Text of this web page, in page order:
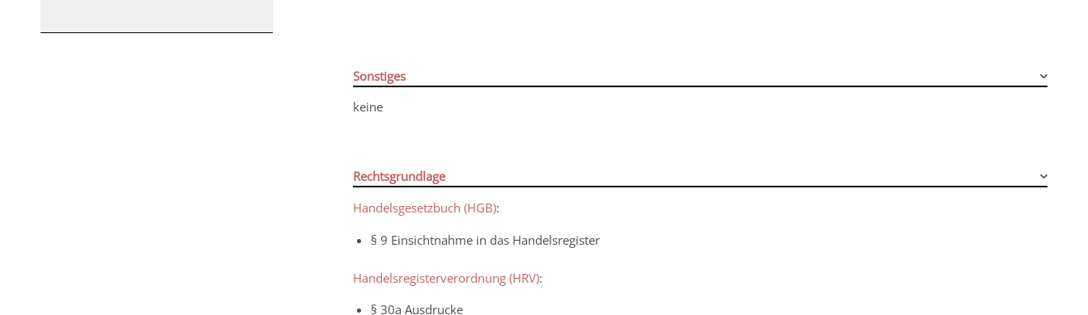
Sonstiges
keine
Rechtsgrundlage
Handelsgesetzbuch (HGB):
§ 9 Einsichtnahme in das Handelsregister
Handelsregisterverordnung (HRV):
§ 30a Ausdrucke